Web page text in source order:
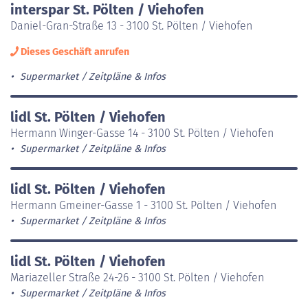
interspar St. Pölten / Viehofen
Daniel-Gran-Straße 13 - 3100 St. Pölten / Viehofen
Dieses Geschäft anrufen
Supermarket Zeitpläne & Infos
lidl St. Pölten / Viehofen
Hermann Winger-Gasse 14 - 3100 St. Pölten / Viehofen
Supermarket Zeitpläne & Infos
lidl St. Pölten / Viehofen
Hermann Gmeiner-Gasse 1 - 3100 St. Pölten / Viehofen
Supermarket Zeitpläne & Infos
lidl St. Pölten / Viehofen
Mariazeller Straße 24-26 - 3100 St. Pölten / Viehofen
Supermarket Zeitpläne & Infos